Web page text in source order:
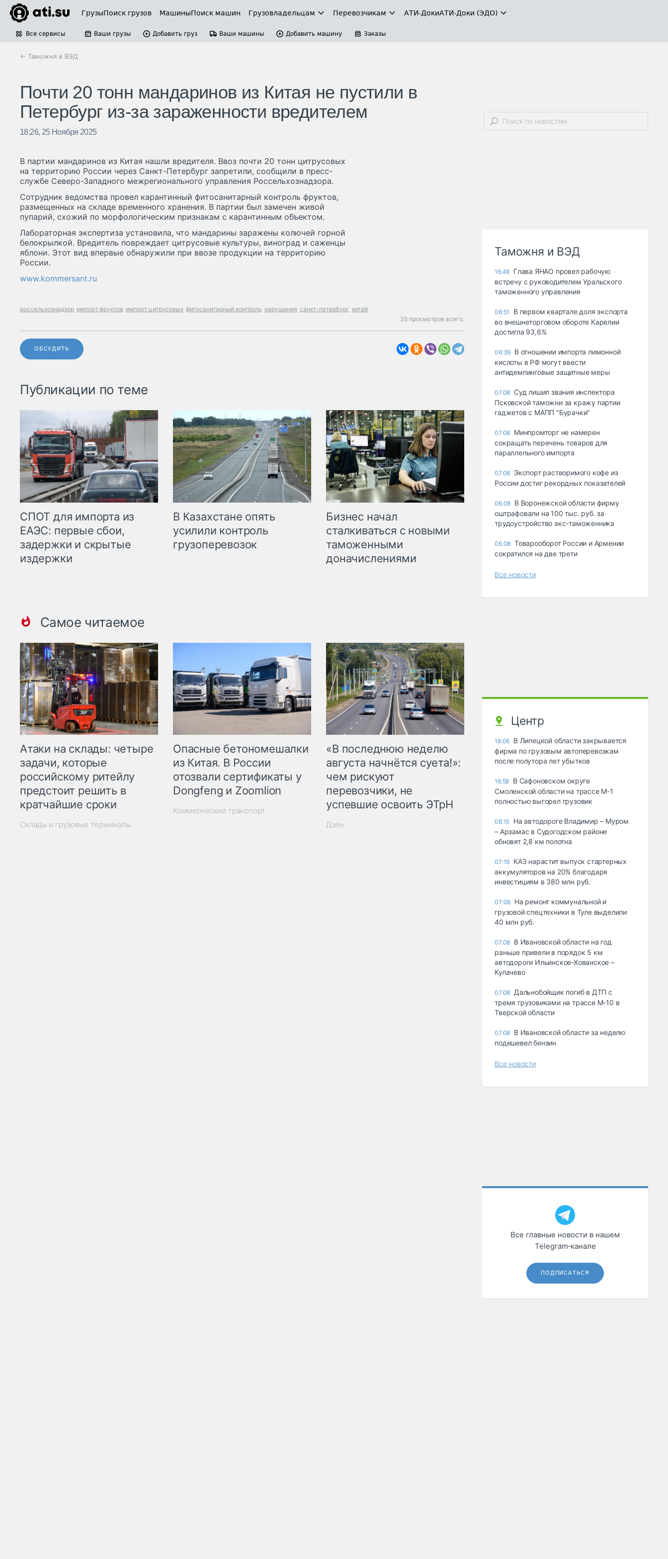
ГрузыПоиск грузов МашиныПоиск машин Грузовладельцам Перевозчикам АТИ-ДокиАТИ-Доки (ЭДО)
Все сервисы Ваши грузы Добавить груз Ваши машины Добавить машину Заказы
← Таможня и ВЭД
Почти 20 тонн мандаринов из Китая не пустили в
Петербург из-за зараженности вредителем
18:26, 25 Ноября 2025
В партии мандаринов из Китая нашли вредителя. Ввоз почти 20 тонн цитрусовых
на территорию России через Санкт-Петербург запретили, сообщили в пресс-
службе Северо-Западного межрегионального управления Россельхознадзора.
Сотрудник ведомства провел карантинный фитосанитарный контроль фруктов,
размещенных на складе временного хранения. В партии был замечен живой
пупарий, схожий по морфологическим признакам с карантинным объектом.
Лабораторная экспертиза установила, что мандарины заражены колючей горной
белокрылкой. Вредитель повреждает цитрусовые культуры, виноград и саженцы
яблони. Этот вид впервые обнаружили при ввозе продукции на территорию
России.
www.kommersant.ru
россельхознадзор импорт фруктов импорт цитрусовых фитосанитарный контроль нарушения санкт-петербург китай
35 просмотров всего.
ОБСУДИТЬ
Публикации по теме
СПОТ для импорта из
ЕАЭС: первые сбои,
задержки и скрытые
издержки
В Казахстане опять
усилили контроль
грузоперевозок
Бизнес начал
сталкиваться с новыми
таможенными
доначислениями
Самое читаемое
Атаки на склады: четыре
задачи, которые
российскому ритейлу
предстоит решить в
кратчайшие сроки
Склады и грузовые терминалы
Опасные бетономешалки
из Китая. В России
отозвали сертификаты у
Dongfeng и Zoomlion
Коммерческий транспорт
«В последнюю неделю
августа начнётся суета!»:
чем рискуют
перевозчики, не
успевшие освоить ЭТрН
Дзен
Таможня и ВЭД
16:49 Глава ЯНАО провел рабочую
встречу с руководителем Уральского
таможенного управления
06:51
В первом квартале доля экспорта
во внешнеторговом обороте Карелии
достигла 93,6%
06:39 В отношении импорта лимонной
кислоты в РФ могут ввести
антидемпинговые защитные меры
07.08 Суд лишил звания инспектора
Псковской таможни за кражу партии
гаджетов с МАПП "Бурачки"
07.08 Минпромторг не намерен
сокращать перечень товаров для
параллельного импорта
07.08 Экспорт растворимого кофе из
России достиг рекордных показателей
06.08 В Воронежской области фирму
оштрафовали на 100 тыс. руб. за
трудоустройство экс-таможенника
06.08 Товарооборот России и Армении
сократился на две трети
Все новости
Центр
18:06 В Липецкой области закрывается
фирма по грузовым автоперевозкам
после полутора лет убытков
16:58 В Сафоновском округе
Смоленской области на трассе М-1
полностью выгорел грузовик
08:15 На автодороге Владимир – Муром
– Арзамас в Судогодском районе
обновят 2,8 км полотна
07:19 КАЗ нарастит выпуск стартерных
аккумуляторов на 20% благодаря
инвестициям в 380 млн руб.
07:06 На ремонт коммунальной и
грузовой спецтехники в Туле выделили
40 млн руб.
07.08 В Ивановской области на год
раньше привели в порядок 5 км
автодороги Ильинское-Хованское –
Кулачево
07.08 Дальнобойщик погиб в ДТП с
тремя грузовиками на трассе М-10 в
Тверской области
07.08 В Ивановской области за неделю
подешевел бензин
Все новости
Все главные новости в нашем
Telegram‑канале
ПОДПИСАТЬСЯ